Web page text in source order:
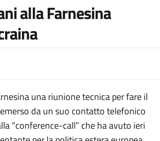
alla Farnesina
una riunione tecnica per fare il
da un suo contatto telefonico
“conference-call” che ha avuto ieri